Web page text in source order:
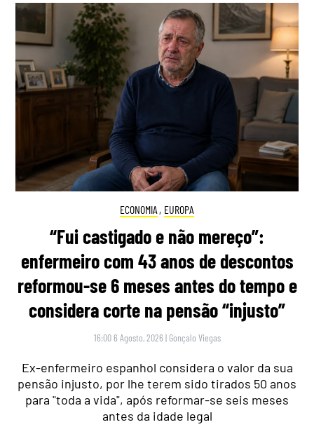
ECONOMIA , EUROPA
“Fui castigado e não mereço”:
enfermeiro com 43 anos de descontos
reformou-se 6 meses antes do tempo e
considera corte na pensão “injusto”
16:00 6 Agosto, 2026 | Gonçalo Viegas
Ex-enfermeiro espanhol considera o valor da sua
pensão injusto, por lhe terem sido tirados 50 anos
para "toda a vida", após reformar-se seis meses
antes da idade legal